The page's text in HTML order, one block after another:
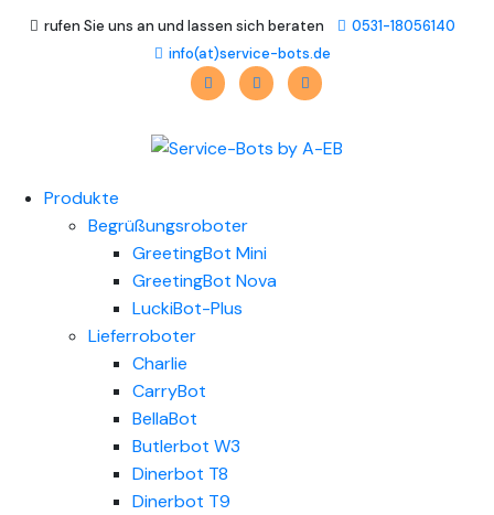
rufen Sie uns an und lassen sich beraten
0531-18056140
info(at)service-bots.de
Produkte
Begrüßungsroboter
GreetingBot Mini
GreetingBot Nova
LuckiBot-Plus
Lieferroboter
Charlie
CarryBot
BellaBot
Butlerbot W3
Dinerbot T8
Dinerbot T9